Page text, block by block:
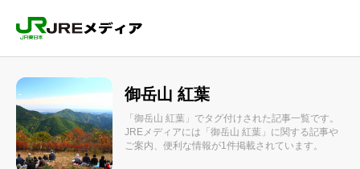
御岳山 紅葉
「御岳山 紅葉」でタグ付けされた記事一覧です。
JREメディアには「御岳山 紅葉」に関する記事や
ご案内、便利な情報が1件掲載されています。